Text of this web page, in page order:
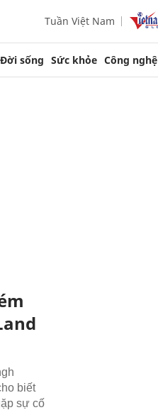
Tuần Việt Nam
Đời sống Sức khỏe Công nghệ
biết
sự cố